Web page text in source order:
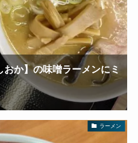
か】の味噌ラーメンにミ
ラーメン